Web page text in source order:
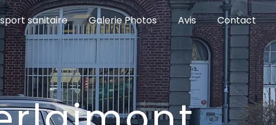
sanitaire Galerie Photos Avis Contact